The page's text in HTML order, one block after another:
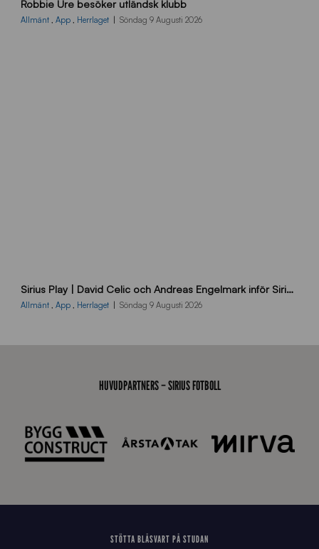
B
2
Robbie Ure besöker utländsk klubb
Allmänt App Herrlaget Söndag 9 Augusti 2026
B
2
0
6
4
Sirius Play | David Celic och Andreas Engelmark inför Sirius-BP
Allmänt , App , Herrlaget Söndag 9 Augusti 2026
HUVUDPARTNERS – SIRIUS FOTBOLL
STÖTTA BLÅSVART PÅ STUDAN